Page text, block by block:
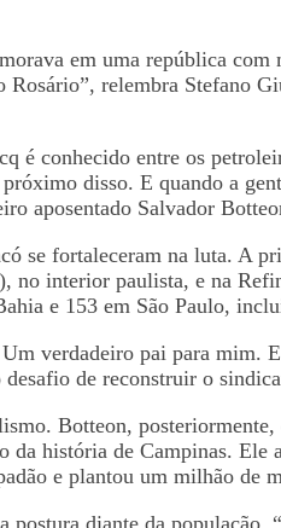
em uma república
relembra Stefano
é conhecido entre os
disso. E quando a
aposentado Salvador
se fortaleceram na luta.
no interior paulista, e na
e 153 em São Paulo,
verdadeiro pai para
de reconstruir o
Botteon,
da história de Campinas.
e plantou um milhão de
postura diante da